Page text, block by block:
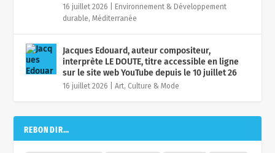
16 juillet 2026
Environnement & Développement
durable,Méditerranée
Jacques Edouard, auteur compositeur,
interprète LE DOUTE, titre accessible en ligne
sur le site web YouTube depuis le 10 juillet 26
16 juillet 2026 |Art, Culture & Mode
REBONDIR…